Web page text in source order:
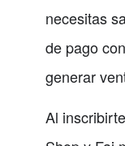
necesitas
de pago
generar
Al